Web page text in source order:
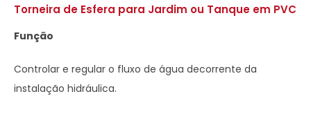
Torneira de Esfera para Jardim ou Tanque em PVC
Função
Controlar e regular o fluxo de água decorrente da
instalação hidráulica.